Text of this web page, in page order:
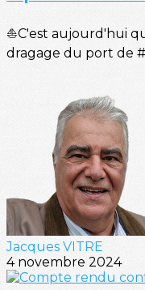
⛵C'est aujourd'hui
dragage du port de
Jacques VITRE
4 novembre 2024